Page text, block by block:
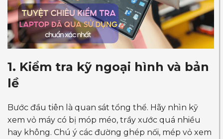
1. Kiểm tra kỹ ngoại hình và bản
lề
Bước đầu tiên là quan sát tổng thể. Hãy nhìn kỹ
xem vỏ máy có bị móp méo, trầy xước quá nhiều
hay không. Chú ý các đường ghép nối, mép vỏ xem